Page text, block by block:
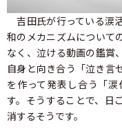
吉田氏が行っている涙
和のメカニズムについて
なく、泣ける動画の鑑賞
自身と向き合う「泣き言
を作って発表し合う「
す。そうすることで、日
消するそうです。